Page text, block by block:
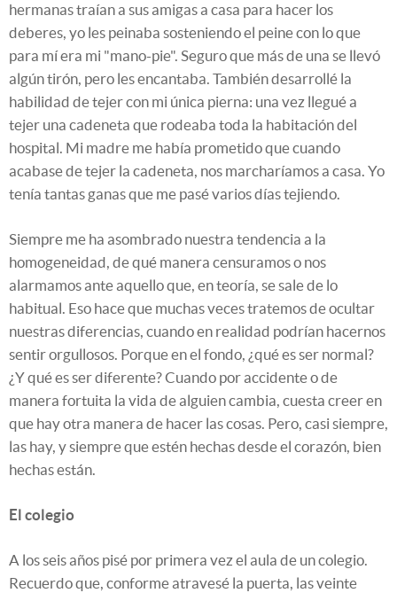
hermanas traían a sus amigas a casa para hacer los
deberes, yo les peinaba sosteniendo el peine con lo que
para mí era mi "mano-pie". Seguro que más de una se llevó
algún tirón, pero les encantaba. También desarrollé la
habilidad de tejer con mi única pierna: una vez llegué a
tejer una cadeneta que rodeaba toda la habitación del
hospital. Mi madre me había prometido que cuando
acabase de tejer la cadeneta, nos marcharíamos a casa. Yo
tenía tantas ganas que me pasé varios días tejiendo.
Siempre me ha asombrado nuestra tendencia a la
homogeneidad, de qué manera censuramos o nos
alarmamos ante aquello que, en teoría, se sale de lo
habitual. Eso hace que muchas veces tratemos de ocultar
nuestras diferencias, cuando en realidad podrían hacernos
sentir orgullosos. Porque en el fondo, ¿qué es ser normal?
¿Y qué es ser diferente? Cuando por accidente o de
manera fortuita la vida de alguien cambia, cuesta creer en
que hay otra manera de hacer las cosas. Pero, casi siempre,
las hay, y siempre que estén hechas desde el corazón, bien
hechas están.
El colegio
A los seis años pisé por primera vez el aula de un colegio.
Recuerdo que, conforme atravesé la puerta, las veinte